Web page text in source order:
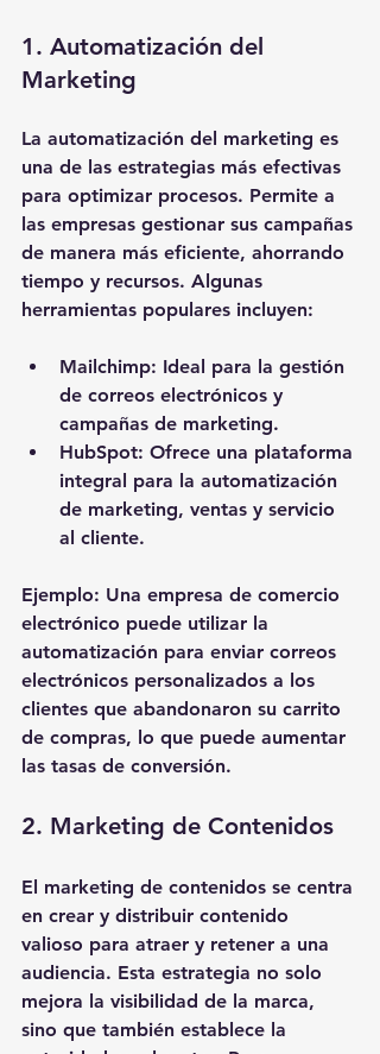
1. Automatización del
Marketing
La automatización del marketing es
una de las estrategias más efectivas
para optimizar procesos. Permite a
las empresas gestionar sus campañas
de manera más eficiente, ahorrando
tiempo y recursos. Algunas
herramientas populares incluyen:
Mailchimp: Ideal para la gestión
de correos electrónicos y
campañas de marketing.
HubSpot: Ofrece una plataforma
integral para la automatización
de marketing, ventas y servicio
al cliente.
Ejemplo: Una empresa de comercio
electrónico puede utilizar la
automatización para enviar correos
electrónicos personalizados a los
clientes que abandonaron su carrito
de compras, lo que puede aumentar
las tasas de conversión.
2. Marketing de Contenidos
El marketing de contenidos se centra
en crear y distribuir contenido
valioso para atraer y retener a una
audiencia. Esta estrategia no solo
mejora la visibilidad de la marca,
sino que también establece la